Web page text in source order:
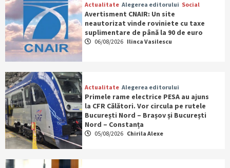
Actualitate Alegerea editorului Social
Avertisment CNAIR: Un site
neautorizat vinde roviniete cu taxe
suplimentare de până la 90 de euro
06/08/2026 Ilinca Vasilescu
Actualitate Alegerea editorului
Primele rame electrice PESA au ajuns
la CFR Călători. Vor circula pe rutele
București Nord – Brașov și București
Nord – Constanța
05/08/2026 Chirila Alexe